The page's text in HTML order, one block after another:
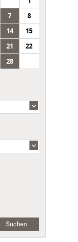
7
8
14
15
21
22
28
Suchen